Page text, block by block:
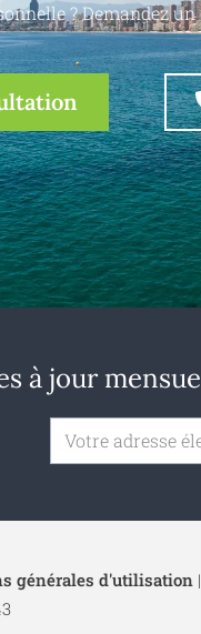
? Demandez
à jour
générales d'utilisation |